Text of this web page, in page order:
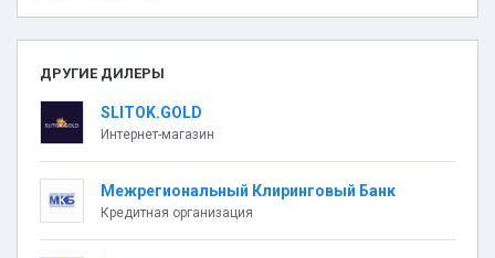
ДРУГИЕ ДИЛЕРЫ
SLITOK.GOLD
Интернет-магазин
Межрегиональный Клиринговый Банк
Кредитная организация